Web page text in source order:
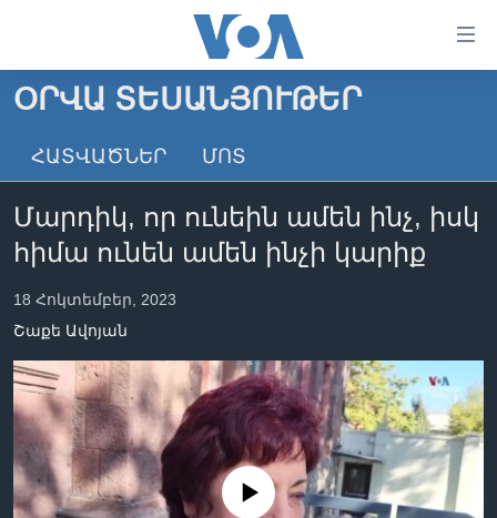
անցնել
հիմնական
անցնել
բովանդակությանը
հիմնական
բովանդակություն
ԳԼԽԱՎՈՐ ԷՋ
ԼՈՒՐԵՐ
ՏԵՍԱՆՅՈՒԹԵՐ
«ԱՄԵՐԻԿԱՅԻ ՁԱՅՆ»-Ի ԿԱՆՈՆԱԴՐՈՒԹՅՈՒՆ
ԿԱՊ ՄԵԶ ՀԵՏ
Learning English
ՀԵՏԵՒԵՔ ՄԵԶ
ՕՐՎԱ ՏԵՍԱՆՅՈՒԹԵՐ
ՀԱՏՎԱԾՆԵՐ ՄՈՏ
Մարդիկ, որ ունեին ամեն ինչ, իսկ
հիմա ունեն ամեն ինչի կարիք
18 Հոկտեմբեր, 2023
Շաքե Ավոյան
No media source currently available